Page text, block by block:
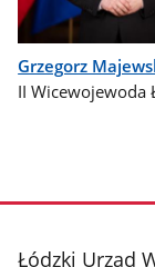
Grzegorz
II Wicewojewoda
stopka
Łódzki Urząd